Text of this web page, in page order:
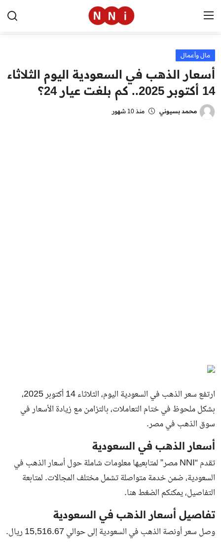
الرئيسية
اخبار مصر
العالم
مال وأعمال
أسعار الذهب في السعودية اليوم الثلاثاء
14 أكتوبر 2025.. كم بلغت عيار 24؟
محمد بسيوني منذ 10 شهور
ارتفع سعر الذهب في السعودية اليوم، الثلاثاء 14 أكتوبر 2025،
بشكل ملحوظ في ختام التعاملات، بالتزامن مع زيادة الأسعار في
سوق الذهب في مصر.
أسعار الذهب في السعودية
تقدم “NNI مصر” لمتابعيها معلومات شاملة حول أسعار الذهب في
السعودية، ضمن خدمة متواصلة تشمل مختلف المجالات. لمتابعة
التفاصيل، يمكنكم الضغط هنا.
تفاصيل أسعار الذهب في السعودية
وصل سعر أونصة الذهب في السعودية إلى حوالي 15,516.67 ريال.